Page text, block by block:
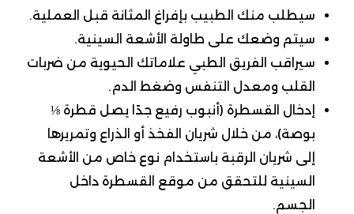
سيطلب منك الطبيب بإفراغ المثانة قبل العملية.
سيتم وضعك على طاولة الأشعة السينية.
سيراقب الفريق الطبي علاماتك الحيوية من ضربات
القلب ومعدل التنفس وضغط الدم.
إدخال القسطرة (أنبوب رفيع جدًا يصل قطرة ⅛
بوصة)، من خلال شريان الفخذ أو الذراع وتمريرها
إلى شريان الرقبة باستخدام نوع خاص من الأشعة
السينية للتحقق من موقع القسطرة داخل
الجسم.